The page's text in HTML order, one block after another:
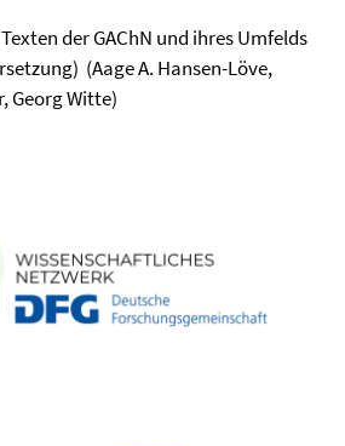
der GAChN und ihres Umfelds
(Aage A. Hansen-Löve,
Georg Witte)